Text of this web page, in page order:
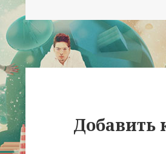
Добавить